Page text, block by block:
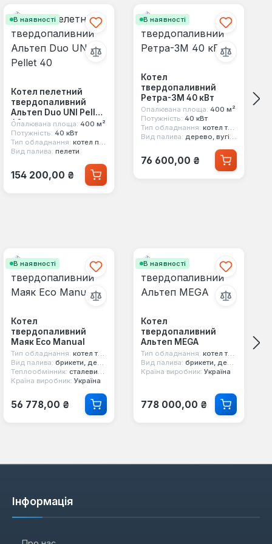
В наявності
Котел пелетний
твердопаливний
Альтеп Duo UNI Pellet
40
Опалювана площа: 400 м²
Потужність: 40 кВт
Тип обладнання: котел пелетний
Вид палива: пелети
Звичайна ціна:
154 200,00 ₴
В наявності
Котел
твердопаливний
Ретра-3М 40 кВт
Опалювана площа: 400 м²
Потужність: 40 кВт
Тип обладнання: котел твердопаливний
Вид палива: дерево, вугілля
Звичайна ціна:
76 600,00 ₴
В наявності
Котел
твердопаливний
Маяк Eco Manual
Тип обладнання: котел твердопаливний
Вид палива: брикети, дерево, вугілля
Теплообмінник: сталевий 6 мм
Країна виробник: Україна
Звичайна ціна:
56 778,00 ₴
В наявності
Котел
твердопаливний
Альтеп MEGA
Тип обладнання: котел твердопаливний
Вид палива: брикети, дерево, вугілля, стружка, тирса, торф
Країна виробник: Україна
Звичайна ціна:
778 000,00 ₴
Інформація